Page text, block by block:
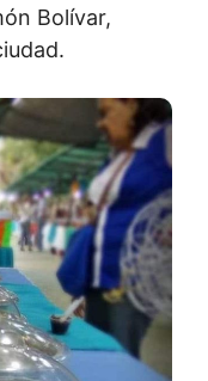
Bolívar,